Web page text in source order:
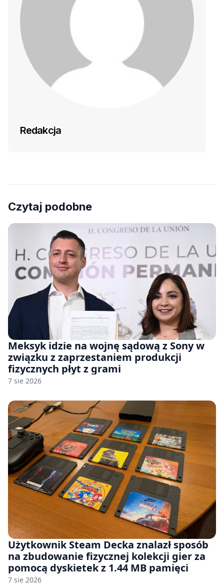
Redakcja
Czytaj podobne
Meksyk idzie na wojnę sądową z Sony w
związku z zaprzestaniem produkcji
fizycznych płyt z grami
7 sie 2026
Użytkownik Steam Decka znalazł sposób
na zbudowanie fizycznej kolekcji gier za
pomocą dyskietek z 1.44 MB pamięci
7 sie 2026